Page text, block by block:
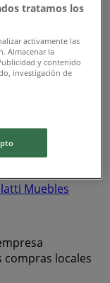
Mundo
Jaguar
Suntory
Stilisimo
Max Mara
Muebles
locales
tratamos los
activamente las
Almacenar la
y contenido
investigación de